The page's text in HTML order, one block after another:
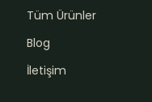
Tüm Ürünler
Blog
İletişim